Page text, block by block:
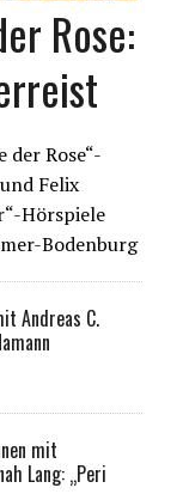
Rose:
der Rose“-
Felix
Hörspiele
Bodenburg
Andreas C.
mit
Lang: „Peri